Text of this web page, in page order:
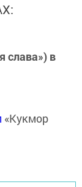
слава») в
«Кукмор